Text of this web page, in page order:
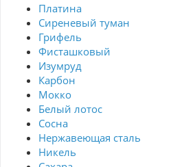
Платина
Сиреневый туман
Грифель
Фисташковый
Изумруд
Карбон
Мокко
Белый лотос
Сосна
Нержавеющая сталь
Никель